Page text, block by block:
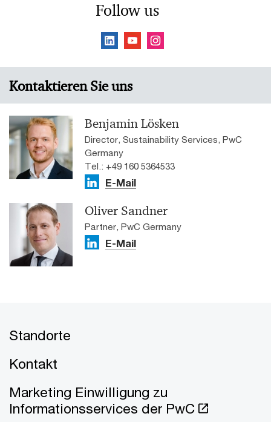
Follow us
Kontaktieren Sie uns
Benjamin Lösken
Director, Sustainability Services, PwC
Germany
Tel.: +49 160 5364533
E-Mail
Oliver Sandner
Partner, PwC Germany
E-Mail
Standorte
Kontakt
Marketing Einwilligung zu
Informationsservices der PwC